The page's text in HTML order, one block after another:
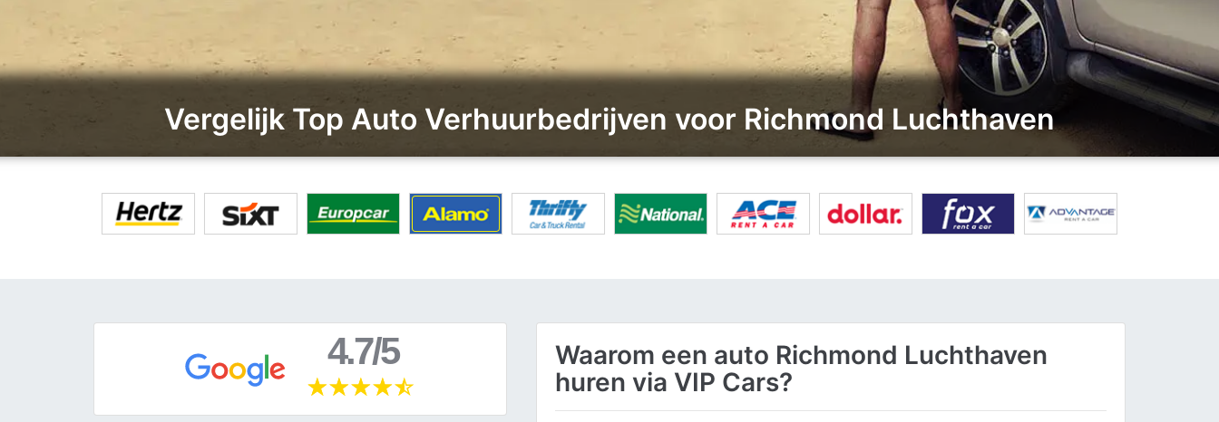
Vergelijk Top Auto Verhuurbedrijven voor Richmond Luchthaven
4.7/5
Waarom een auto Richmond Luchthaven
huren via VIP Cars?